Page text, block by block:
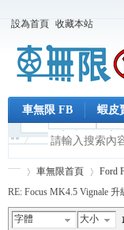
設為首頁 收藏本站
車無限 FB 蝦皮
車無限首頁 Ford
RE: Focus MK4.5 Vignale
字體 大小